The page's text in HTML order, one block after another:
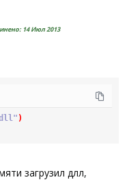
14 Июл 2013
)
загрузил длл,